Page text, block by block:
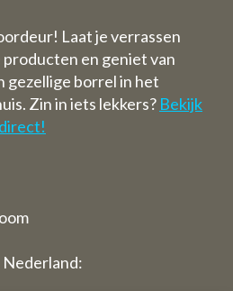
Laat je verrassen
producten en geniet van
gezellige borrel in het
Zin in iets lekkers? Bekijk